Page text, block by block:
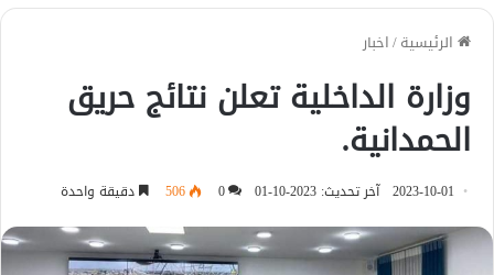
الرئيسية/اخبار
وزارة الداخلية تعلن نتائج حريق
الحمدانية.
2023-10-01 آخر تحديث: 2023-10-01 0
506 دقيقة واحدة